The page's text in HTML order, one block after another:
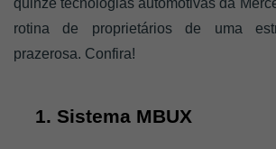
quinze tecnologias automotivas da
rotina de proprietários de uma
prazerosa. Confira!
Sistema MBUX